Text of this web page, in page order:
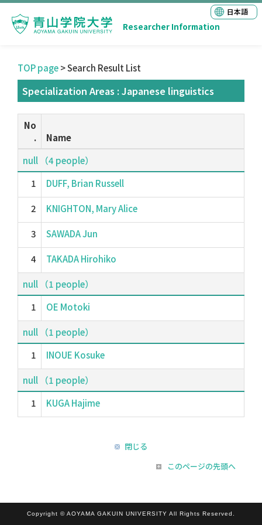
Researcher Information
日本語
TOP page> Search Result List
Specialization Areas : Japanese linguistics
No
.
Name
null （4 people）
1
DUFF, Brian Russell
2 KNIGHTON, Mary Alice
3 SAWADA Jun
4 TAKADA Hirohiko
null （1 people）
1
OE Motoki
null （1 people）
1
INOUE Kosuke
null （1 people）
1
KUGA Hajime
閉じる
このページの先頭へ
Copyright © AOYAMA GAKUIN UNIVERSITY All Rights Reserved.